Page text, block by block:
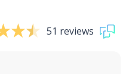
51 reviews